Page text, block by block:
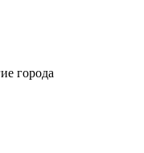
города